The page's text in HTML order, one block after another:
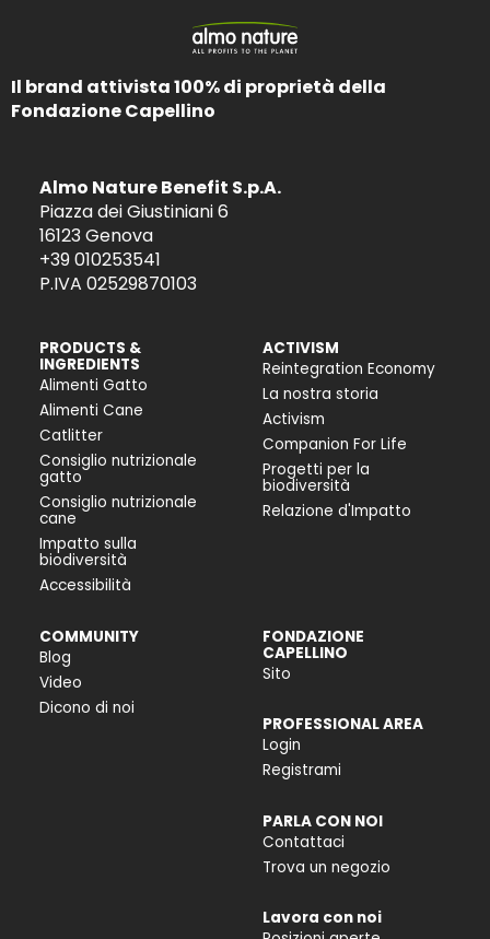
Il brand attivista 100% di proprietà della
Fondazione Capellino
Almo Nature Benefit S.p.A.
Piazza dei Giustiniani 6
16123 Genova
+39 010253541
P.IVA 02529870103
PRODUCTS &
INGREDIENTS
Alimenti Gatto
Alimenti Cane
Catlitter
Consiglio nutrizionale
gatto
Consiglio nutrizionale
cane
Impatto sulla
biodiversità
Accessibilità
ACTIVISM
Reintegration Economy
La nostra storia
Activism
Companion For Life
Progetti per la
biodiversità
Relazione d'Impatto
COMMUNITY
Blog
Video
Dicono di noi
FONDAZIONE
CAPELLINO
Sito
PROFESSIONAL AREA
Login
Registrami
PARLA CON NOI
Contattaci
Trova un negozio
Lavora con noi